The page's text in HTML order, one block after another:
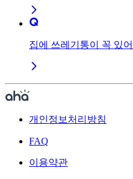
집에 쓰레기통이 꼭 있
개인정보처리방침
FAQ
이용약관